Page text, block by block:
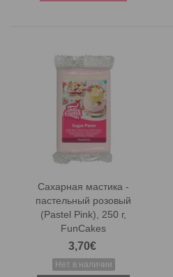
Сахарная мастика -
пастельный розовый
(Pastel Pink), 250 г,
FunCakes
3,70€
Нет в наличии